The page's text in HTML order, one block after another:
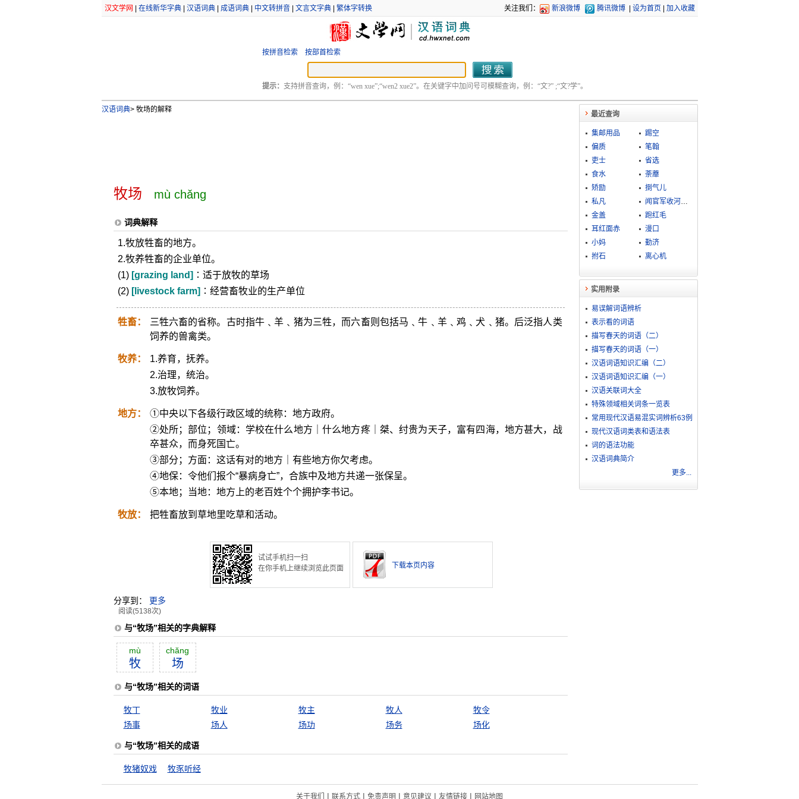
汉文学网 在线新华字典| 汉语词典| 成语词典| 中文转拼音| 文言文字典| 繁体字转换 关注我们： 新浪微博 腾讯微博 设为首页 加入收藏
按拼音检索 按部首检索
提示： 支持拼音查询，例：“wen xue”;“wen2 xue2”。在关键字中加问号可模糊查询，例：“文?” ;“文?学”。
汉语词典>牧场的解释
牧场 mù chǎng
词典解释
1.牧放牲畜的地方。
2.牧养牲畜的企业单位。
(1) [grazing land] ∶适于放牧的草场
(2) [livestock farm] ∶经营畜牧业的生产单位
牲畜：
三牲六畜的省称。古时指牛﹑羊﹑猪为三牲，而六畜则包括马﹑牛﹑羊﹑鸡﹑犬﹑猪。后泛指人类
饲养的兽禽类。
牧养：
1.养育，抚养。
2.治理，统治。
3.放牧饲养。
地方：
①中央以下各级行政区域的统称：地方政府。
②处所；部位；领域：学校在什么地方｜什么地方疼｜桀、纣贵为天子，富有四海，地方甚大，战
卒甚众，而身死国亡。
③部分；方面：这话有对的地方｜有些地方你欠考虑。
④地保：令他们报个“暴病身亡”，合族中及地方共递一张保呈。
⑤本地；当地：地方上的老百姓个个拥护李书记。
牧放： 把牲畜放到草地里吃草和活动。
试试手机扫一扫
在你手机上继续浏览此页面
下载本页内容
分享到： 更多
阅读(5138次)
与“牧场”相关的字典解释
mù
牧
chăng
场
与“牧场”相关的词语
牧丁 牧业 牧主 牧人
牧令
场事
场人 场功 场务 场化
与“牧场”相关的成语
牧猪奴戏 牧豕听经
最近查询
集邮用品
踢空
偏质
笔翰
吏士
省选
食水
荼蘼
矫励
捯气儿
私凡
闻官军收河南河北
金盖
跑红毛
耳红面赤
漫口
小妈
勤济
拊石
离心机
实用附录
易误解词语辨析
表示看的词语
描写春天的词语（二）
描写春天的词语（一）
汉语词语知识汇编（二）
汉语词语知识汇编（一）
汉语关联词大全
特殊领域相关词条一览表
常用现代汉语易混实词辨析63例
现代汉语词类表和语法表
词的语法功能
汉语词典简介
更多...
关于我们 | 联系方式 | 免责声明 | 意见建议 | 友情链接 | 网站地图